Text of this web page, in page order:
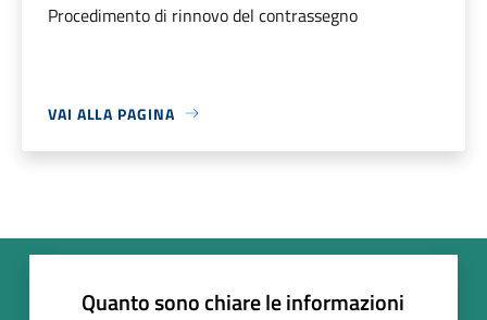
Procedimento di rinnovo del contrassegno
VAI ALLA PAGINA
Quanto sono chiare le informazioni